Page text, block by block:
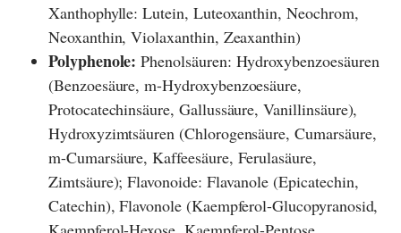
Xanthophylle: Lutein, Luteoxanthin, Neochrom,
Neoxanthin, Violaxanthin, Zeaxanthin)
Polyphenole: Phenolsäuren: Hydroxybenzoesäuren
(Benzoesäure, m-Hydroxybenzoesäure,
Protocatechinsäure, Gallussäure, Vanillinsäure),
Hydroxyzimtsäuren (Chlorogensäure, Cumarsäure,
m-Cumarsäure, Kaffeesäure, Ferulasäure,
Zimtsäure); Flavonoide: Flavanole (Epicatechin,
Catechin), Flavonole (Kaempferol-Glucopyranosid,